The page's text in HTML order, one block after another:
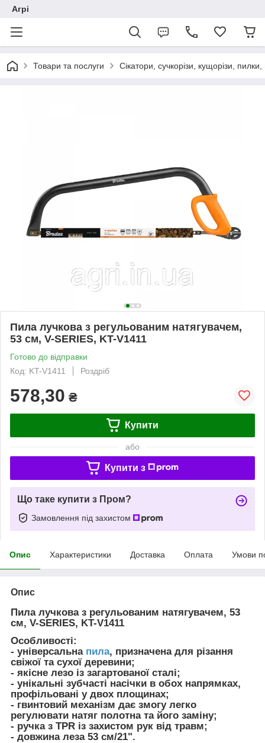
Агрі
Товари та послуги Сікатори, сучкорізи, кущорізи,
Пила лучкова з регульованим натягувачем,
53 см, V-SERIES, KT-V1411
Готово до відправки
Код: KT-V1411
Роздріб
578,30 ₴
Купити
або
Купити з
Що таке купити з Пром?
Замовлення під захистом
Опис Характеристики Доставка Оплата Умови
Опис
Пила лучкова з регульованим натягувачем, 53
см, V-SERIES, KT-V1411
Особливості:
- універсальна пила, призначена для різання
свіжої та сухої деревини;
- якісне лезо із загартованої сталі;
- унікальні зубчасті насічки в обох напрямках,
профільовані у двох площинах;
- гвинтовий механізм дає змогу легко
регулювати натяг полотна та його заміну;
- ручка з TPR із захистом рук від травм;
- довжина леза 53 см/21".